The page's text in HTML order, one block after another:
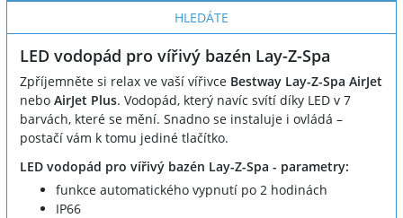
HLEDÁTE
LED vodopád pro vířivý bazén Lay-Z-Spa
Zpříjemněte si relax ve vaší vířivce Bestway Lay-Z-Spa AirJet
nebo AirJet Plus. Vodopád, který navíc svítí díky LED v 7
barvách, které se mění. Snadno se instaluje i ovládá –
postačí vám k tomu jediné tlačítko.
LED vodopád pro vířivý bazén Lay-Z-Spa - parametry:
funkce automatického vypnutí po 2 hodinách
IP66